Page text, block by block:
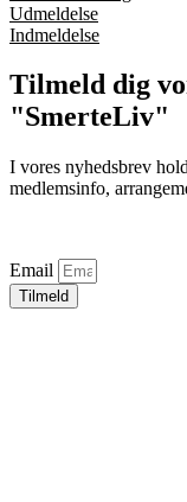
Udmeldelse
Indmeldelse
Tilmeld dig
"SmerteLiv"
I vores nyhedsbrev
medlemsinfo,
Email
Tilmeld